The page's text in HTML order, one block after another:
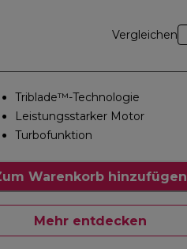
Vergleichen
Triblade™-Technologie
Leistungsstarker Motor
Turbofunktion
Warenkorb hinzufügen
Mehr entdecken